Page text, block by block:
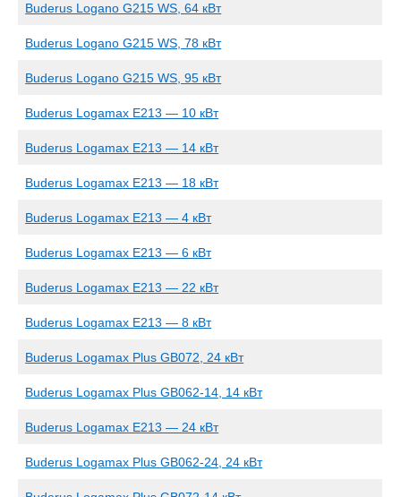
Buderus Logano G215 WS, 64 кВт
Buderus Logano G215 WS, 78 кВт
Buderus Logano G215 WS, 95 кВт
Buderus Logamax E213 — 10 кВт
Buderus Logamax E213 — 14 кВт
Buderus Logamax E213 — 18 кВт
Buderus Logamax E213 — 4 кВт
Buderus Logamax E213 — 6 кВт
Buderus Logamax E213 — 22 кВт
Buderus Logamax E213 — 8 кВт
Buderus Logamax Plus GB072, 24 кВт
Buderus Logamax Plus GB062-14, 14 кВт
Buderus Logamax E213 — 24 кВт
Buderus Logamax Plus GB062-24, 24 кВт